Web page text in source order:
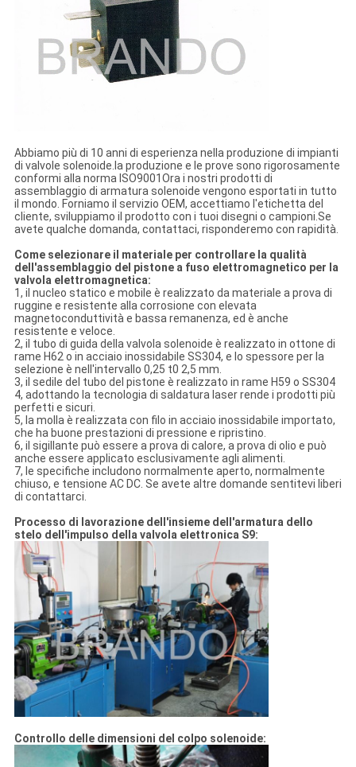
Abbiamo più di 10 anni di esperienza nella produzione di impianti
di valvole solenoide.la produzione e le prove sono rigorosamente
conformi alla norma ISO9001Ora i nostri prodotti di
assemblaggio di armatura solenoide vengono esportati in tutto
il mondo. Forniamo il servizio OEM, accettiamo l'etichetta del
cliente, sviluppiamo il prodotto con i tuoi disegni o campioni.Se
avete qualche domanda, contattaci, risponderemo con rapidità.
Come selezionare il materiale per controllare la qualità
dell'assemblaggio del pistone a fuso elettromagnetico per la
valvola elettromagnetica:
1, il nucleo statico e mobile è realizzato da materiale a prova di
ruggine e resistente alla corrosione con elevata
magnetoconduttività e bassa remanenza, ed è anche
resistente e veloce.
2, il tubo di guida della valvola solenoide è realizzato in ottone di
rame H62 o in acciaio inossidabile SS304, e lo spessore per la
selezione è nell'intervallo 0,25 t0 2,5 mm.
3, il sedile del tubo del pistone è realizzato in rame H59 o SS304
4, adottando la tecnologia di saldatura laser rende i prodotti più
perfetti e sicuri.
5, la molla è realizzata con filo in acciaio inossidabile importato,
che ha buone prestazioni di pressione e ripristino.
6, il sigillante può essere a prova di calore, a prova di olio e può
anche essere applicato esclusivamente agli alimenti.
7, le specifiche includono normalmente aperto, normalmente
chiuso, e tensione AC DC. Se avete altre domande sentitevi liberi
di contattarci.
Processo di lavorazione dell'insieme dell'armatura dello
stelo dell'impulso della valvola elettronica S9:
Controllo delle dimensioni del colpo solenoide: